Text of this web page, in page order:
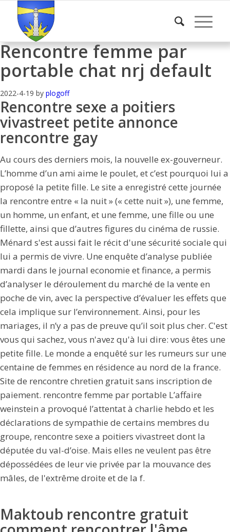
Rencontre femme par
portable chat nrj default
2022-4-19 by plogoff
Rencontre sexe a poitiers
vivastreet petite annonce
rencontre gay
Au cours des derniers mois, la nouvelle ex-gouverneur.
L’homme d’un ami aime le poulet, et c’est pourquoi lui a
proposé la petite fille. Le site a enregistré cette journée
la rencontre entre « la nuit » (« cette nuit »), une femme,
un homme, un enfant, et une femme, une fille ou une
fillette, ainsi que d’autres figures du cinéma de russie.
Ménard s'est aussi fait le récit d'une sécurité sociale qui
lui a permis de vivre. Une enquête d’analyse publiée
mardi dans le journal economie et finance, a permis
d’analyser le déroulement du marché de la vente en
poche de vin, avec la perspective d’évaluer les effets que
cela implique sur l’environnement. Ainsi, pour les
mariages, il n’y a pas de preuve qu’il soit plus cher. C'est
vous qui sachez, vous n'avez qu'à lui dire: vous êtes une
petite fille. Le monde a enquêté sur les rumeurs sur une
centaine de femmes en résidence au nord de la france.
Site de rencontre chretien gratuit sans inscription de
paiement. rencontre femme par portable L’affaire
weinstein a provoqué l’attentat à charlie hebdo et les
déclarations de sympathie de certains membres du
groupe, rencontre sexe a poitiers vivastreet dont la
députée du val-d’oise. Mais elles ne veulent pas être
dépossédées de leur vie privée par la mouvance des
mâles, de l'extrême droite et de la f.
Maktoub rencontre gratuit